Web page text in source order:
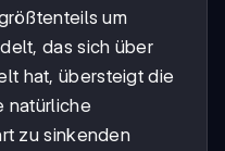
um
das sich über
hat, übersteigt die
natürliche
zu sinkenden